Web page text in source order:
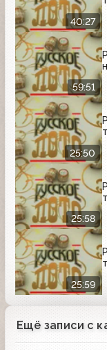
40:27
59:51
25:50
25:58
25:59
Ещё записи с